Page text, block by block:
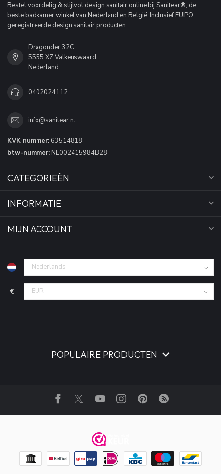
Bestel voordelig & stijlvol design sanitair online bij Sanitear®, de
beste badkamer winkel van Nederland en België. Inclusief EUIPO
geregistreerde design sanitair producten.
Dragonder 32C
5555 XZ Valkenswaard
Nederland
0402024112
info@sanitear.nl
KVK nummer: 63514818
btw-nummer: NL002415984B28
CATEGORIEËN
INFORMATIE
MIJN ACCOUNT
€
POPULAIRE PRODUCTEN